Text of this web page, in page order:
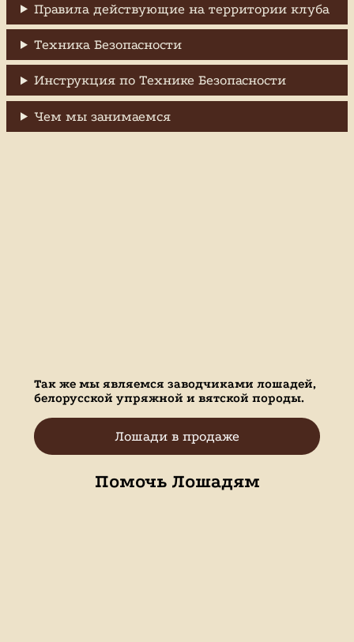
Правила действующие на территории клуба
Техника Безопасности
Инструкция по Технике Безопасности
Чем мы занимаемся
Так же мы являемся заводчиками лошадей,
белорусской упряжной и вятской породы.
Лошади в продаже
Помочь Лошадям